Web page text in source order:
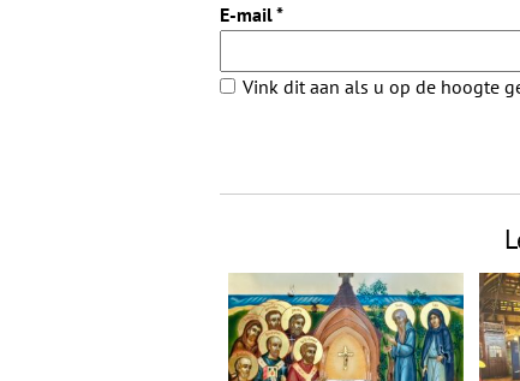
E-mail*
Vink dit aan als u op de hoogte